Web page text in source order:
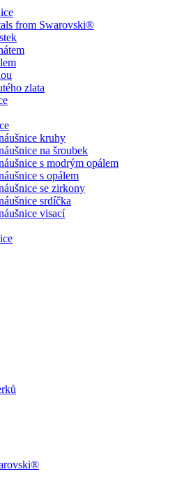
from Swarovski®
zlata
kruhy
na šroubek
s modrým opálem
s opálem
se zirkony
srdíčka
visací